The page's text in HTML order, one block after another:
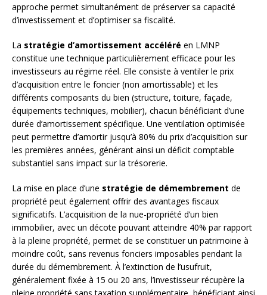
approche permet simultanément de préserver sa capacité
d’investissement et d’optimiser sa fiscalité.
La stratégie d’amortissement accéléré en LMNP
constitue une technique particulièrement efficace pour les
investisseurs au régime réel. Elle consiste à ventiler le prix
d’acquisition entre le foncier (non amortissable) et les
différents composants du bien (structure, toiture, façade,
équipements techniques, mobilier), chacun bénéficiant d’une
durée d’amortissement spécifique. Une ventilation optimisée
peut permettre d’amortir jusqu’à 80% du prix d’acquisition sur
les premières années, générant ainsi un déficit comptable
substantiel sans impact sur la trésorerie.
La mise en place d’une stratégie de démembrement de
propriété peut également offrir des avantages fiscaux
significatifs. L’acquisition de la nue-propriété d’un bien
immobilier, avec un décote pouvant atteindre 40% par rapport
à la pleine propriété, permet de se constituer un patrimoine à
moindre coût, sans revenus fonciers imposables pendant la
durée du démembrement. À l’extinction de l’usufruit,
généralement fixée à 15 ou 20 ans, l’investisseur récupère la